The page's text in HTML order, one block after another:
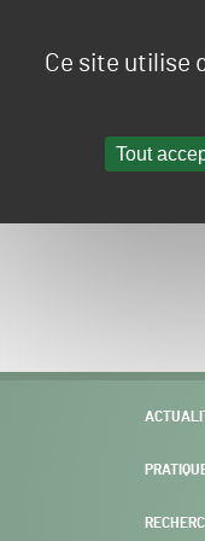
Ce site utilise
Tout